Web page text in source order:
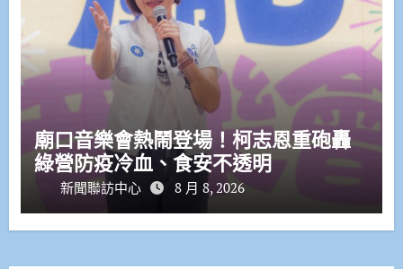
廟口音樂會熱鬧登場！柯志恩重砲轟
綠營防疫冷血、食安不透明
新聞聯訪中心 8 月 8, 2026